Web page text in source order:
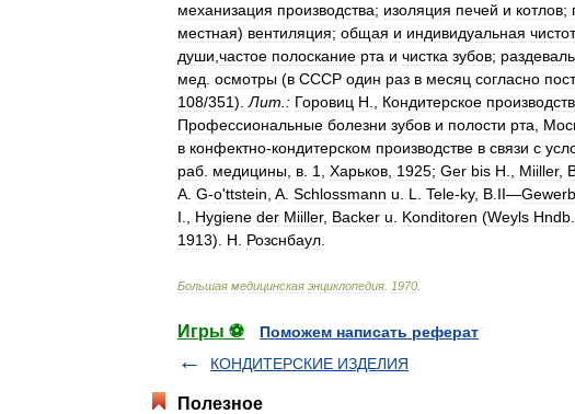
механизация производства; изоляция печей и котлов;
местная) вентиляция; общая и индивидуальная
души частое полоскание рта и чистка зубов;
мед осмотры (в СССР один раз в месяц согласно
108/351). Лит : Горовиц Н Кондитерское
Профессиональные болезни зубов и полости рта
в конфектно-кондитерском производстве в связи с
раб медицины в 1 Харьков 1925; Ger bis Н Miiller,
A G-o'ttstein A Schlossmann u L Tele-ky, B II—
I
Hygiene der Miiller, Backer u Konditoren (Weyls Hndb
1913). H Розснбаул
Большая медицинская энциклопедия 1970
Игры ⚽
Поможем написать реферат
КОНДИТЕРСКИЕ ИЗДЕЛИЯ
Полезное